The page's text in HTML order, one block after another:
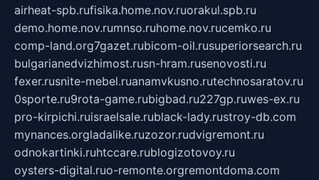
airheat-spb.rufisika.home.nov.ruorakul.spb.ru
demo.home.nov.rumnso.ruhome.nov.rucemko.ru
comp-land.org7gazet.rubicom-oil.rusuperiorsearch.ru
bulgarianedvizhimost.rusn-hram.rusenovosti.ru
fexer.rusnite-mebel.ruanamvkusno.rutechnosaratov.ru
0sporte.ru9rota-game.rubigbad.ru227gp.ruwes-ex.ru
pro-kirpichi.ruisraelsale.rublack-lady.rustroy-db.com
mynances.orgladalike.ruzozor.rudvigremont.ru
odnokartinki.ruhtccare.rublogizotovoy.ru
oysters-digital.ruo-remonte.orgremontdoma.com